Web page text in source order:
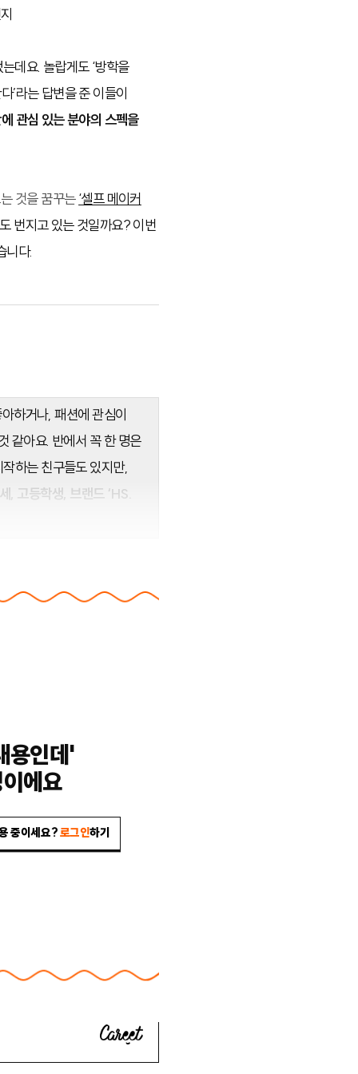
데요. 놀랍게도 ‘방학을
’라는 답변을 준 이들이
관심 있는 분야의 스펙을
것을 꿈꾸는‘셀프 메이커
번지고 있는 것일까요? 이번
니다.
하거나, 패션에 관심이
같아요. 반에서 꼭 한 명은
하는 친구들도 있지만,
, 고등학생, 브랜드 ‘HS.
용인데'
에요
중이세요?로그인하기